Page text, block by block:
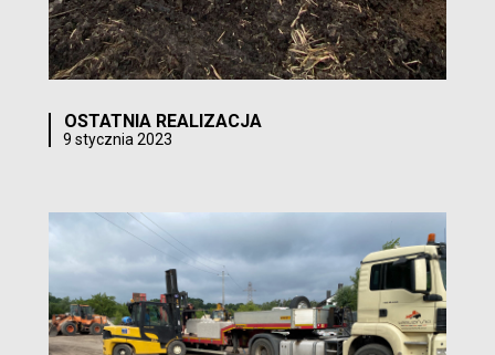
OSTATNIA REALIZACJA
9 stycznia 2023